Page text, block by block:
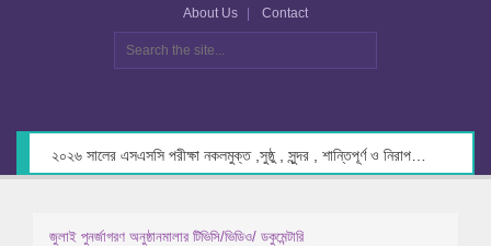
About Us Contact
জুলাই পুনর্জাগরণ অনুষ্ঠানমালার টিভিসি/ভিডিও/ ডকুমেন্টারি